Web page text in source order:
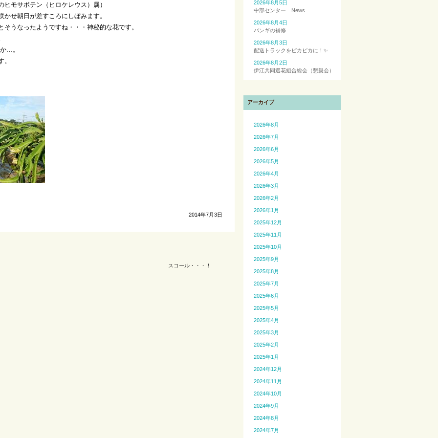
ヒモサボテン（ヒロケレウス）属）
せ朝日が差すころにしぼみます。
うなったようですね・・・神秘的な花です。
…。
2014年7月3日
スコール・・・！
2026年8月5日
中部センター News
2026年8月4日
バンギの補修
2026年8月3日
配送トラックをピカピカに！✨
2026年8月2日
伊江共同選花組合総会（懇親会）
アーカイブ
2026年8月
2026年7月
2026年6月
2026年5月
2026年4月
2026年3月
2026年2月
2026年1月
2025年12月
2025年11月
2025年10月
2025年9月
2025年8月
2025年7月
2025年6月
2025年5月
2025年4月
2025年3月
2025年2月
2025年1月
2024年12月
2024年11月
2024年10月
2024年9月
2024年8月
2024年7月